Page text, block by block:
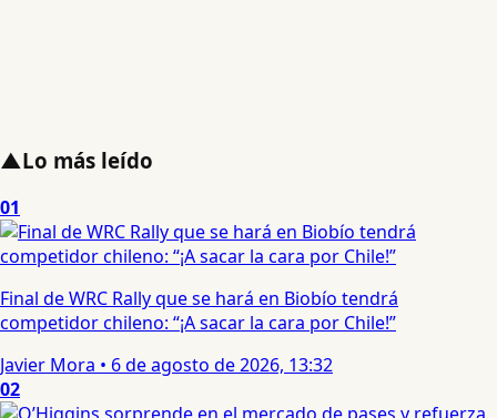
▲Lo más leído
01
Final de WRC Rally que se hará en Biobío tendrá
competidor chileno: “¡A sacar la cara por Chile!”
Javier Mora • 6 de agosto de 2026, 13:32
02